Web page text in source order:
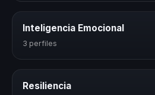
Inteligencia Emocional
3 perfiles
Resiliencia